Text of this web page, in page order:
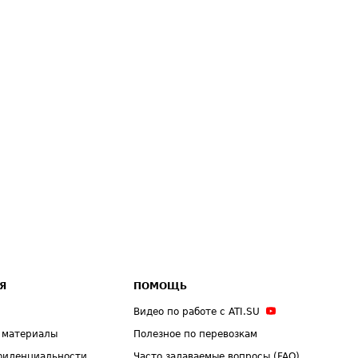
ПОМОЩЬ
Видео по работе с ATI.SU
Полезное по перевозкам